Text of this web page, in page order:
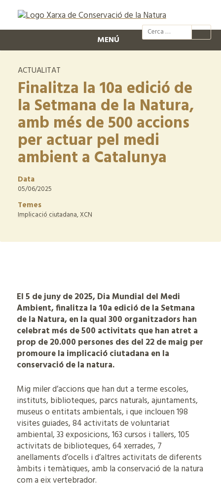
@xcn.cat
MENÚ
ACTUALITAT
Finalitza la 10a edició de
la Setmana de la Natura,
amb més de 500 accions
per actuar pel medi
ambient a Catalunya
Data
05/06/2025
Temes
Implicació ciutadana,XCN
El 5 de juny de 2025, Dia Mundial del Medi
Ambient, finalitza la 10a edició de la Setmana
de la Natura, en la qual 300 organitzadors han
celebrat més de 500 activitats que han atret a
prop de 20.000 persones des del 22 de maig per
promoure la implicació ciutadana en la
conservació de la natura.
Mig miler d’accions que han dut a terme escoles,
instituts, biblioteques, parcs naturals, ajuntaments,
museus o entitats ambientals, i que inclouen 198
visites guiades, 84 activitats de voluntariat
ambiental, 33 exposicions, 163 cursos i tallers, 105
activitats de biblioteques, 64 xerrades, 7
anellaments d’ocells i d’altres activitats de diferents
àmbits i temàtiques, amb la conservació de la natura
com a eix vertebrador.